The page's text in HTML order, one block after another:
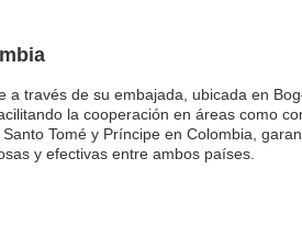
través de su embajada, ubicada en
la cooperación en áreas como
Tomé y Príncipe en Colombia,
y efectivas entre ambos países.